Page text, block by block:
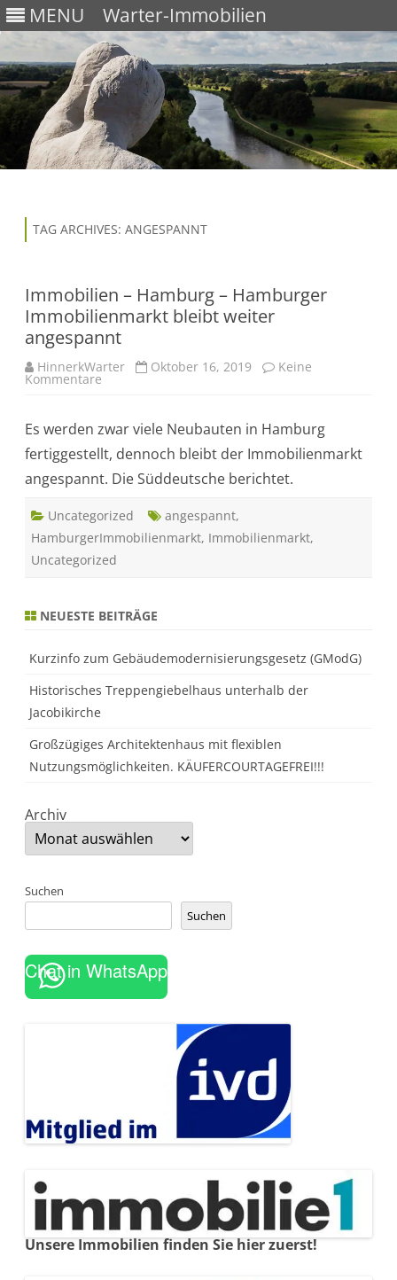
MENU Warter-Immobilien
TAG ARCHIVES: ANGESPANNT
Immobilien – Hamburg – Hamburger
Immobilienmarkt bleibt weiter
angespannt
HinnerkWarter Oktober 16, 2019 Keine
Kommentare
–
Hamburger
Immobilienmarkt
bleibt
weiter
angespannt
Es werden zwar viele Neubauten in Hamburg
fertiggestellt, dennoch bleibt der Immobilienmarkt
angespannt. Die Süddeutsche berichtet.
Uncategorized angespannt,
HamburgerImmobilienmarkt, Immobilienmarkt,
Uncategorized
NEUESTE BEITRÄGE
Kurzinfo zum Gebäudemodernisierungsgesetz (GModG)
Historisches Treppengiebelhaus unterhalb der
Jacobikirche
Großzügiges Architektenhaus mit flexiblen
Nutzungsmöglichkeiten. KÄUFERCOURTAGEFREI!!!
Archiv
Suchen
Suchen
Chat in WhatsApp
Unsere Immobilien finden Sie hier zuerst!